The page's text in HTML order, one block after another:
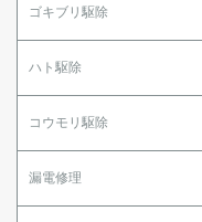
ゴキブリ駆除
ハト駆除
コウモリ駆除
漏電修理